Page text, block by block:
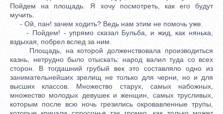
Пойдем на площадь. Я хочу посмотреть, как его будут
мучить.
- Ой, пан! зачем ходить? Ведь нам этим не помочь уже.
- Пойдем! - упрямо сказал Бульба, и жид, как нянька,
вздыхая, побрел вслед за ним.
Площадь, на которой долженствовала производиться
казнь, нетрудно было отыскать: народ валил туда со всех
сторон. В тогдашний грубый век это составляло одно из
занимательнейших зрелищ не только для черни, но и для
высших классов. Множество старух, самых набожных,
множество молодых девушек и женщин, самых трусливых,
которым после всю ночь грезились окровавленные трупы,